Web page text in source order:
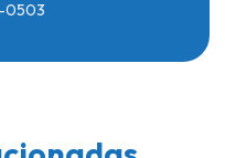
lucas do rio verde
reconhecimento facial
0503